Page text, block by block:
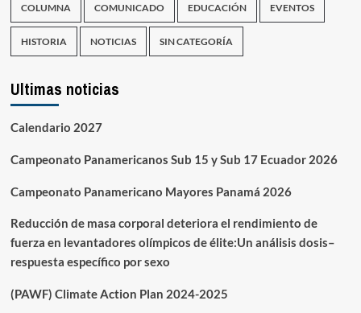
COLUMNA COMUNICADO EDUCACIÓN EVENTOS
HISTORIA NOTICIAS SIN CATEGORÍA
Ultimas noticias
Calendario 2027
Campeonato Panamericanos Sub 15 y Sub 17 Ecuador 2026
Campeonato Panamericano Mayores Panamá 2026
Reducción de masa corporal deteriora el rendimiento de
fuerza en levantadores olímpicos de élite:Un análisis dosis–
respuesta específico por sexo
(PAWF) Climate Action Plan 2024-2025